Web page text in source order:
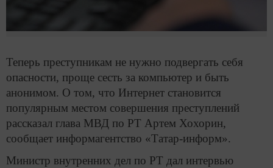
Теперь преступникам не нужно подвергать себя
опасности, проще сесть за компьютер и быть
анонимом. О том, что Интернет становится
популярным местом совершения преступлений
рассказал глава МВД по РТ Артем Хохорин,
сообщает информагентство «Татар-информ».
Министр внутренних дел по РТ дал интервью